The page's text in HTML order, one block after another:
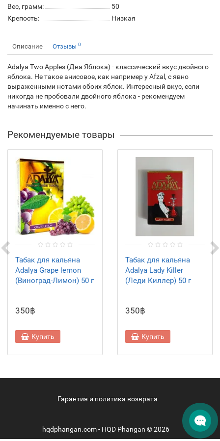
Вес, грамм:
50
Крепость:
Низкая
Описание Отзывы 0
Adalya Two Apples (Два Яблока) - классический вкус двойного
яблока. Не такое анисовое, как например у Afzal, с явно
выраженными нотами обоих яблок. Интересный вкус, если
никогда не пробовали двойного яблока - рекомендуем
начинать именно с него.
Рекомендуемые товары
Табак для кальяна
Adalya Grape lemon
(Виноград-Лимон) 50 г
350฿
Купить
Табак для кальяна
Adalya Lady Killer
(Леди Киллер) 50 г
350฿
Купить
Гарантия и политика возврата
hqdphangan.com - HQD Phangan © 2026